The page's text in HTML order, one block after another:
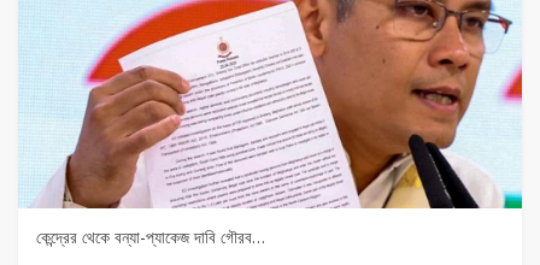
কেন্দ্রের থেকে বন্যা-প্যাকেজ দাবি গৌরব…